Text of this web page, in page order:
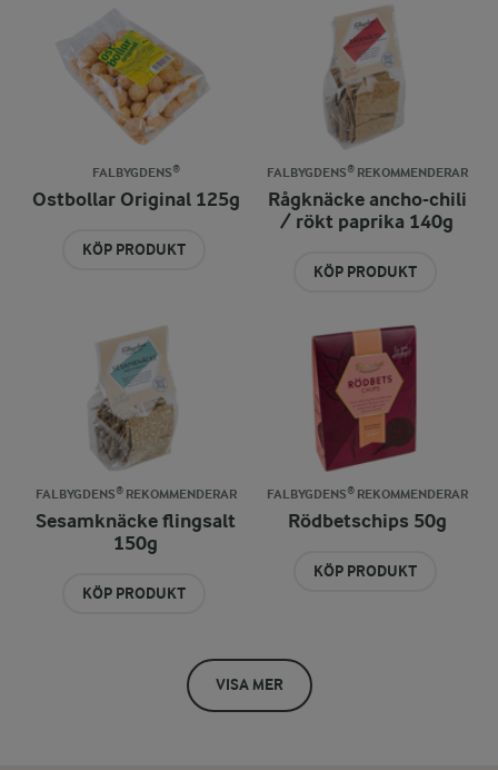
FALBYGDENS®
Ostbollar Original 125g
KÖP PRODUKT
FALBYGDENS® REKOMMENDERAR
Rågknäcke ancho-chili
/ rökt paprika 140g
KÖP PRODUKT
FALBYGDENS® REKOMMENDERAR
Sesamknäcke flingsalt
150g
KÖP PRODUKT
FALBYGDENS® REKOMMENDERAR
Rödbetschips 50g
KÖP PRODUKT
VISA MER